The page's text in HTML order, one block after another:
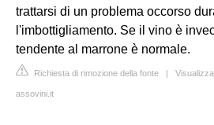
trattarsi di un problema occorso
l'imbottigliamento. Se il vino è
tendente al marrone è normale.
Richiesta di rimozione della fonte |
assovini.it